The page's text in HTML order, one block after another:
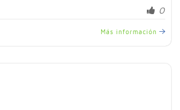
0
Más información